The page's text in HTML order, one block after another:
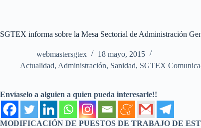
SGTEX informa sobre la Mesa Sectorial de Administración
webmastersgtex
18 mayo, 2015
Actualidad, Administración, Sanidad, SGTEX
Envíaselo a alguien a quien pueda interesarle!!
MODIFICACIÓN DE PUESTOS DE TRABAJO DE